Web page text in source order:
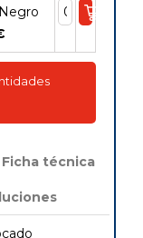
Ficha técnica